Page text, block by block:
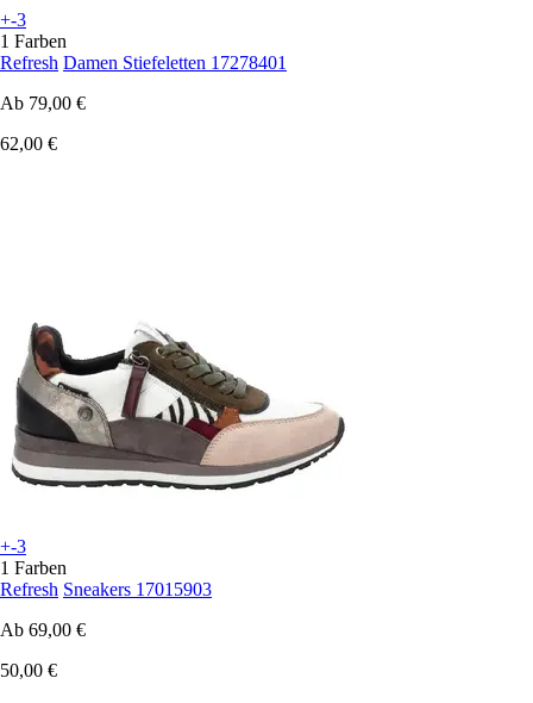
+-3
1 Farben
Refresh Damen Stiefeletten 17278401
Ab 79,00 €
62,00 €
+-3
1 Farben
Refresh Sneakers 17015903
Ab 69,00 €
50,00 €